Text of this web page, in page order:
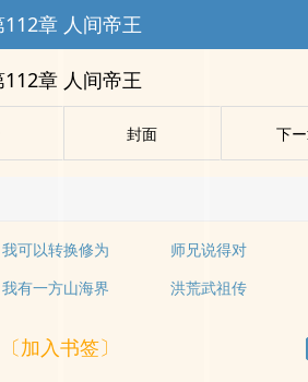
112章 人间帝王
112章 人间帝王
封面 下
可以转换修为
师兄说得对
有一方山海界 洪荒武祖传
〔加入书签〕